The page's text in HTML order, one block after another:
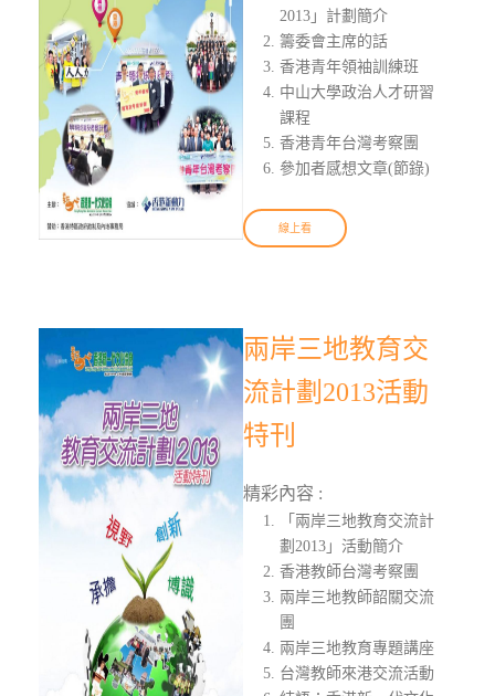
2013」計劃簡介
籌委會主席的話
香港青年領袖訓練班
中山大學政治人才研習
課程
香港青年台灣考察團
參加者感想文章(節錄)
線上看
兩岸三地教育交
流計劃2013活動
特刊
精彩內容 :
「兩岸三地教育交流計
劃2013」活動簡介
香港教師台灣考察團
兩岸三地教師韶關交流
團
兩岸三地教育專題講座
台灣教師來港交流活動